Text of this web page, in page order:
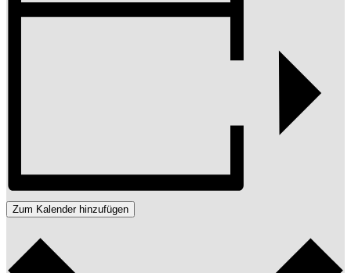
Zum Kalender hinzufügen